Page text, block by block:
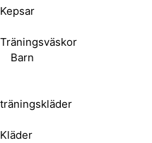
Kepsar
Träningsväskor
Barn
träningskläder
Kläder